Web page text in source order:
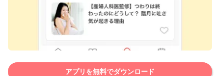
アプリを無料でダウンロード